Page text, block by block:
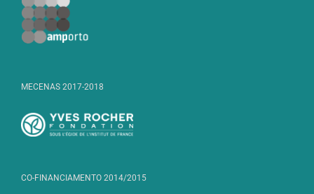
MECENAS 2017-2018
CO-FINANCIAMENTO 2014/2015